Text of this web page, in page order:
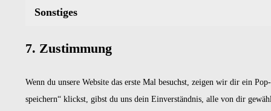
Sonstiges
7. Zustimmung
Wenn du unsere Website das erste Mal besuchst, zeigen wir dir ein
speichern“ klickst, gibst du uns dein Einverständnis, alle von dir